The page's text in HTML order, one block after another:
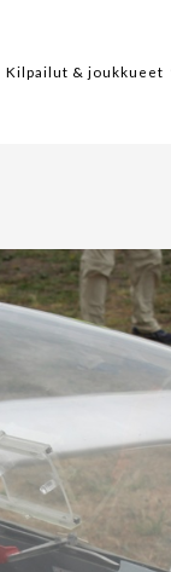
Kilpailut & joukkueet